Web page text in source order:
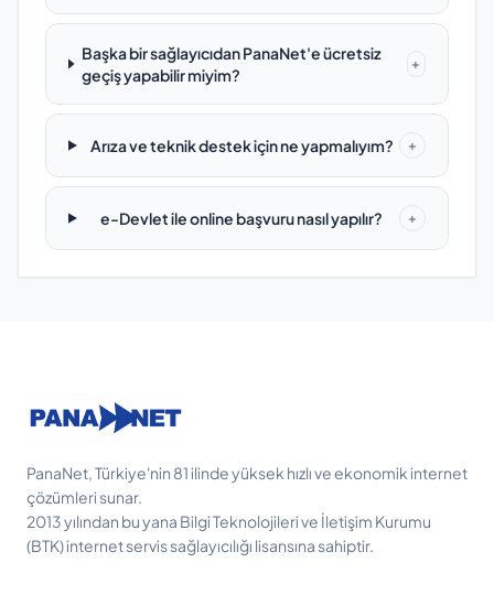
Başka bir sağlayıcıdan PanaNet'e ücretsiz
geçiş yapabilir miyim?
+
Arıza ve teknik destek için ne yapmalıyım? +
e-Devlet ile online başvuru nasıl yapılır? +
PanaNet, Türkiye'nin 81 ilinde yüksek hızlı ve ekonomik internet
çözümleri sunar.
2013 yılından bu yana Bilgi Teknolojileri ve İletişim Kurumu
(BTK) internet servis sağlayıcılığı lisansına sahiptir.